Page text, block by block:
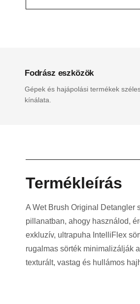
Fodrász eszközök
Gépek és hajápolási termékek
kínálata.
Termékleírás
A Wet Brush Original Detangler
pillanatban, ahogy használod,
exkluzív, ultrapuha IntelliFlex
rugalmas sörték minimalizálják
texturált, vastag és hullámos